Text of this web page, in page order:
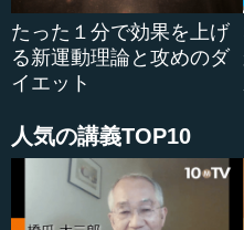
たった１分で効果を上げ
る新運動理論と攻めのダ
イエット
人気の講義TOP10